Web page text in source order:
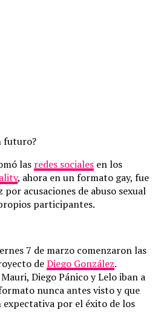
futuro?
las redes sociales en los
, ahora en un formato gay, fue
acusaciones de abuso sexual
participantes.
7 de marzo comenzaron las
deDiego González.
Diego Pánico y Lelo iban a
nunca antes visto y que
por el éxito de los